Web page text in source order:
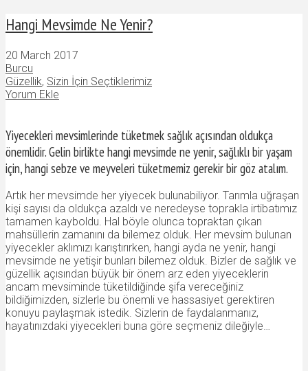
Hangi Mevsimde Ne Yenir?
20 March 2017
Burcu
Güzellik, Sizin İçin Seçtiklerimiz
Yorum Ekle
Yiyecekleri mevsimlerinde tüketmek sağlık açısından oldukça
önemlidir. Gelin birlikte hangi mevsimde ne yenir, sağlıklı bir yaşam
için, hangi sebze ve meyveleri tüketmemiz gerekir bir göz atalım.
Artık her mevsimde her yiyecek bulunabiliyor. Tarımla uğraşan
kişi sayısı da oldukça azaldı ve neredeyse toprakla irtibatımız
tamamen kayboldu. Hal böyle olunca topraktan çıkan
mahsüllerin zamanını da bilemez olduk. Her mevsim bulunan
yiyecekler aklımızı karıştırırken, hangi ayda ne yenir, hangi
mevsimde ne yetişir bunları bilemez olduk. Bizler de sağlık ve
güzellik açısından büyük bir önem arz eden yiyeceklerin
ancam mevsiminde tüketildiğinde şifa vereceğiniz
bildiğimizden, sizlerle bu önemli ve hassasiyet gerektiren
konuyu paylaşmak istedik. Sizlerin de faydalanmanız,
hayatınızdaki yiyecekleri buna göre seçmeniz dileğiyle…